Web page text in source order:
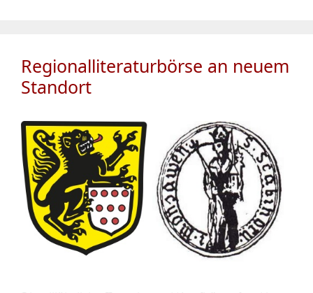
Regionalliteraturbörse an neuem
Standort